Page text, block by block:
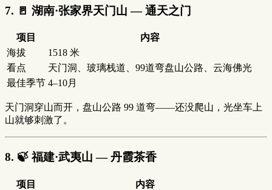
7. 🚪 湖南·张家界天门山 — 通天之门
项目
内容
海拔
1518 米
看点
天门洞、玻璃栈道、99道弯盘山公路、云海佛光
最佳季节 4–10月
天门洞穿山而开，盘山公路 99 道弯——还没爬山，光坐车上
山就够刺激了。
8. 🍃 福建·武夷山 — 丹霞茶香
项目
内容